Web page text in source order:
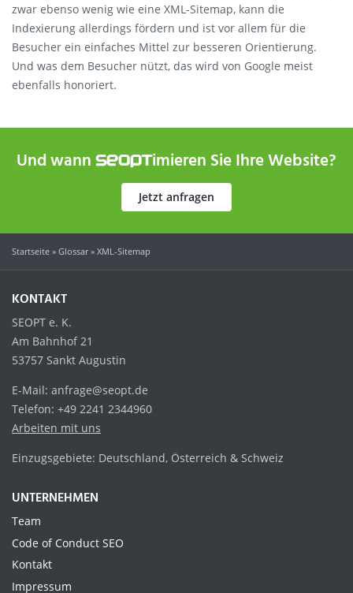
zwar ebenso wenig wie eine XML-Sitemap, kann die
Indexierung allerdings fördern und ist vor allem für die
Besucher ein einfaches Mittel zur besseren Orientierung.
Und was dem Besucher nützt, das wird von Google meist
ebenfalls honoriert.
Und wann SEOPTimieren Sie Ihre Website?
Jetzt anfragen
Startseite » Glossar» XML-Sitemap
KONTAKT
SEOPT e. K.
Am Bahnhof 21
53757 Sankt Augustin
E-Mail: anfrage@seopt.de
Telefon: +49 2241 2344960
Arbeiten mit uns
Einzugsgebiete: Deutschland, Österreich & Schweiz
UNTERNEHMEN
Team
Code of Conduct SEO
Kontakt
Impressum